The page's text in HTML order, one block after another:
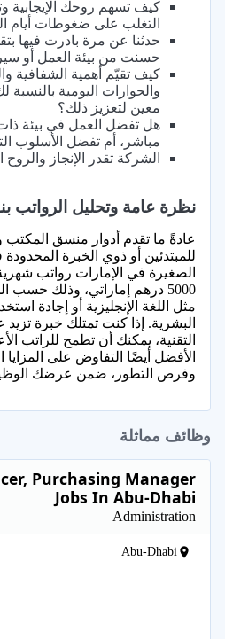
كيف تسهم روحك الإيجابية
التغلب على ضغوطات أيام
حدثنا عن مرة بادرت فيها
حسنت من بيئة العمل أو
كيف تقيّم أهمية الشفافية
والحوارات اليومية
معين لتعزيز ذلك؟
هل تفضل العمل في بيئة
مباشر، أم تفضل الأسلوب
الشركة تقدر الإنجاز
نظرة عامة وتحليل الرواتب
عادةً ما تقدم أدوار منسق المكتب
للمبتدئين أو ذوي الخبرة
5000 درهم إماراتي، وذلك حسب
مثل اللغة الإنجليزية أو إجادة
البشرية. إذا كنت تمتلك خبرة
التقنية، يمكنك أن تطمح للراتب
الأفضل أيضًا التفاوض على
وفرص التطور، ضمن عرضك
وظائف مماثلة
Purchasing Manager
Jobs In Abu-Dhabi
Administration
Abu-Dhabi